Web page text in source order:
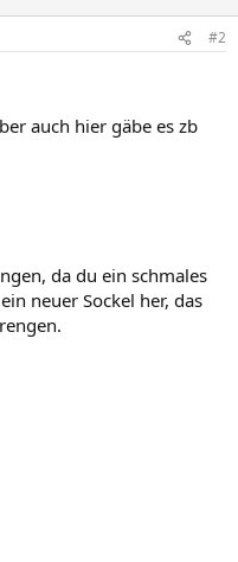
#2
auch hier gäbe es zb
da du ein schmales
neuer Sockel her, das